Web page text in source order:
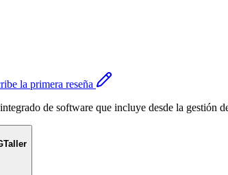
la primera reseña
de software que incluye desde la gestión